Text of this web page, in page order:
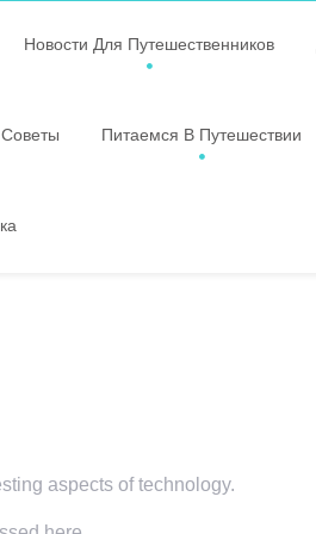
Новости Для Путешественников
Питаемся В Путешествии
aspects of technology.